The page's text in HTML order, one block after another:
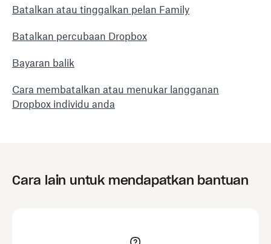
Batalkan atau tinggalkan pelan Family
Batalkan percubaan Dropbox
Bayaran balik
Cara membatalkan atau menukar langganan
Dropbox individu anda
Cara lain untuk mendapatkan bantuan